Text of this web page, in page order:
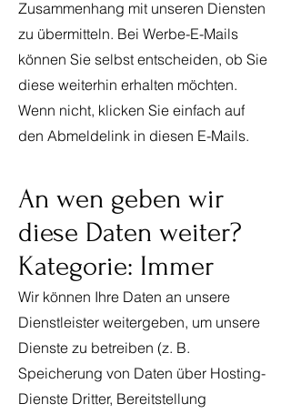
Zusammenhang mit unseren Diensten
zu übermitteln. Bei Werbe-E-Mails
können Sie selbst entscheiden, ob Sie
diese weiterhin erhalten möchten.
Wenn nicht, klicken Sie einfach auf
den Abmeldelink in diesen E-Mails.
An wen geben wir
diese Daten weiter?
Kategorie: Immer
Wir können Ihre Daten an unsere
Dienstleister weitergeben, um unsere
Dienste zu betreiben (z. B.
Speicherung von Daten über Hosting-
Dienste Dritter, Bereitstellung